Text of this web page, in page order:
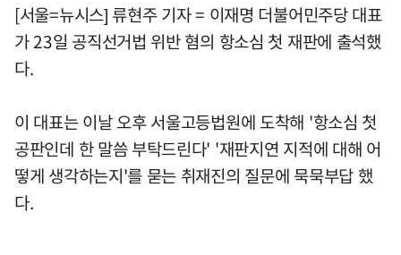
[서울=뉴시스] 류현주 기자 = 이재명 더불어민주당 대표
가 23일 공직선거법 위반 혐의 항소심 첫 재판에 출석했
다.
이 대표는 이날 오후 서울고등법원에 도착해 '항소심 첫
공판인데 한 말씀 부탁드린다' '재판지연 지적에 대해 어
떻게 생각하는지'를 묻는 취재진의 질문에 묵묵부답 했
다.